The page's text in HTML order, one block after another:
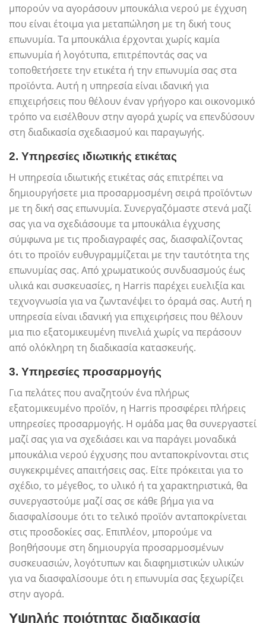
μπορούν να αγοράσουν μπουκάλια νερού με έγχυση
που είναι έτοιμα για μεταπώληση με τη δική τους
επωνυμία. Τα μπουκάλια έρχονται χωρίς καμία
επωνυμία ή λογότυπα, επιτρέποντάς σας να
τοποθετήσετε την ετικέτα ή την επωνυμία σας στα
προϊόντα. Αυτή η υπηρεσία είναι ιδανική για
επιχειρήσεις που θέλουν έναν γρήγορο και οικονομικό
τρόπο να εισέλθουν στην αγορά χωρίς να επενδύσουν
στη διαδικασία σχεδιασμού και παραγωγής.
2. Υπηρεσίες ιδιωτικής ετικέτας
Η υπηρεσία ιδιωτικής ετικέτας σάς επιτρέπει να
δημιουργήσετε μια προσαρμοσμένη σειρά προϊόντων
με τη δική σας επωνυμία. Συνεργαζόμαστε στενά μαζί
σας για να σχεδιάσουμε τα μπουκάλια έγχυσης
σύμφωνα με τις προδιαγραφές σας, διασφαλίζοντας
ότι το προϊόν ευθυγραμμίζεται με την ταυτότητα της
επωνυμίας σας. Από χρωματικούς συνδυασμούς έως
υλικά και συσκευασίες, η Harris παρέχει ευελιξία και
τεχνογνωσία για να ζωντανέψει το όραμά σας. Αυτή η
υπηρεσία είναι ιδανική για επιχειρήσεις που θέλουν
μια πιο εξατομικευμένη πινελιά χωρίς να περάσουν
από ολόκληρη τη διαδικασία κατασκευής.
3. Υπηρεσίες προσαρμογής
Για πελάτες που αναζητούν ένα πλήρως
εξατομικευμένο προϊόν, η Harris προσφέρει πλήρεις
υπηρεσίες προσαρμογής. Η ομάδα μας θα συνεργαστεί
μαζί σας για να σχεδιάσει και να παράγει μοναδικά
μπουκάλια νερού έγχυσης που ανταποκρίνονται στις
συγκεκριμένες απαιτήσεις σας. Είτε πρόκειται για το
σχέδιο, το μέγεθος, το υλικό ή τα χαρακτηριστικά, θα
συνεργαστούμε μαζί σας σε κάθε βήμα για να
διασφαλίσουμε ότι το τελικό προϊόν ανταποκρίνεται
στις προσδοκίες σας. Επιπλέον, μπορούμε να
βοηθήσουμε στη δημιουργία προσαρμοσμένων
συσκευασιών, λογότυπων και διαφημιστικών υλικών
για να διασφαλίσουμε ότι η επωνυμία σας ξεχωρίζει
στην αγορά.
Υψηλής ποιότητας διαδικασία